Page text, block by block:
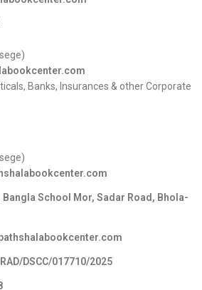
Banks, Insurances & other Corporate
Bangla School Mor, Sadar Road, Bhola-
DSCC/017710/2025